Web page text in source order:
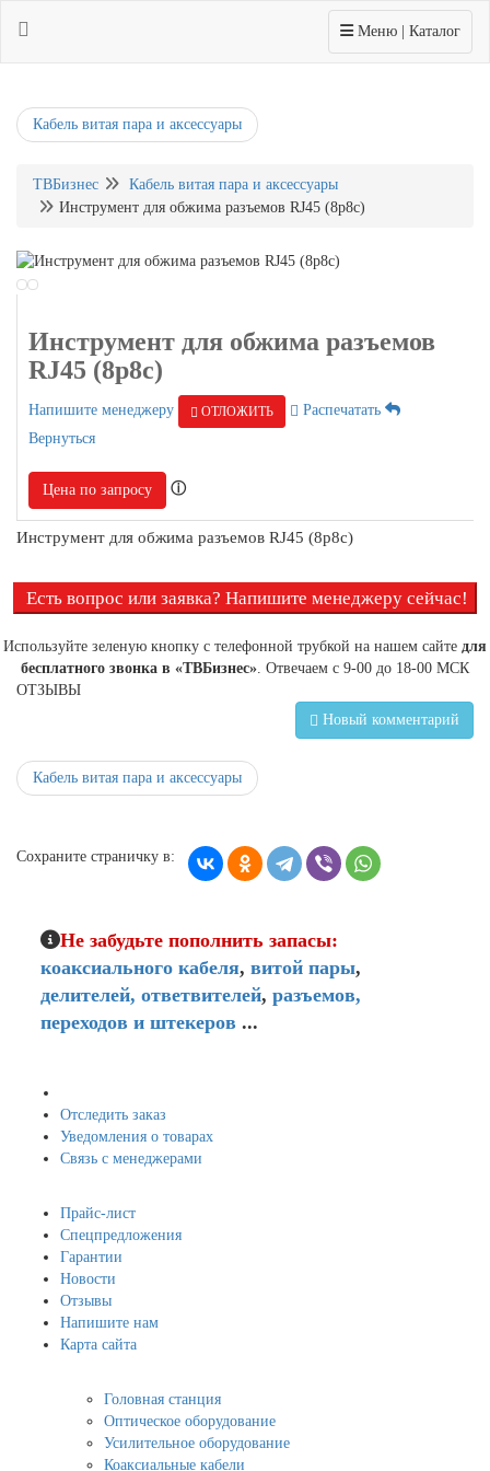
Toggle navigation
Меню | Каталог
Кабель витая пара и аксессуары
ТВБизнес
Кабель витая пара и аксессуары
Инструмент для обжима разъемов RJ45 (8p8c)
Инструмент для обжима разъемов
RJ45 (8p8c)
Напишите менеджеру ОТЛОЖИТЬ
Распечатать
Вернуться
Цена по запросу ⓘ
Инструмент для обжима разъемов RJ45 (8p8c)
Есть вопрос или заявка? Напишите менеджеру сейчас!
Используйте зеленую кнопку с телефонной трубкой на нашем сайте для
бесплатного звонка в «ТВБизнес» . Отвечаем с 9-00 до 18-00 МСК
ОТЗЫВЫ
Новый комментарий
Кабель витая пара и аксессуары
Сохраните страничку в:
Не забудьте пополнить запасы:
коаксиального кабеля, витой пары,
делителей, ответвителей, разъемов,
переходов и штекеров ...
Отследить заказ
Уведомления о товарах
Связь с менеджерами
Прайс-лист
Спецпредложения
Гарантии
Новости
Отзывы
Напишите нам
Карта сайта
Головная станция
Оптическое оборудование
Усилительное оборудование
Коаксиальные кабели